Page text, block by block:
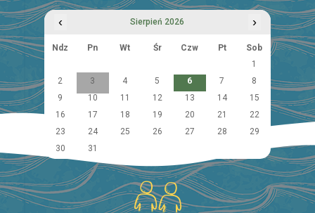
‹ Sierpień 2026 ›
Ndz Pn Wt Śr Czw Pt
Sob
1
2
3 4 5 6 7
8
9
10 11 12 13 14
15
16
17 18 19 20 21
22
23
24 25 26 27 28
29
30
31